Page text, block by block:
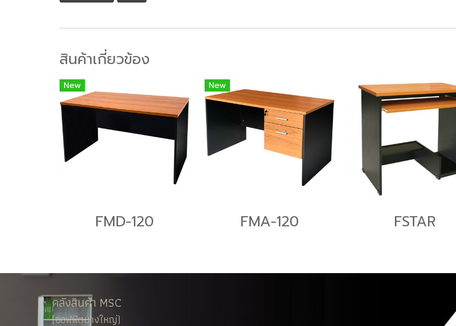
สินค้าเกี่ยวข้อง
New
FMD-120
New
FMA-120 FSTAR
คลังสินค้า MSC
(ออฟฟิตบางใหญ่)